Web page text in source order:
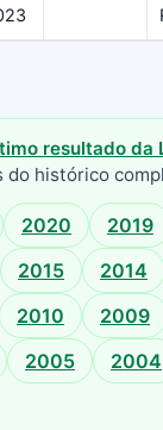
resultado da
do histórico
2020 2019
2015 2014
2010 2009
2005 2004